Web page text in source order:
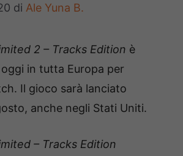
di Ale Yuna B.
2 – Tracks Edition è
in tutta Europa per
Il gioco sarà lanciato
anche negli Stati Uniti.
– Tracks Edition